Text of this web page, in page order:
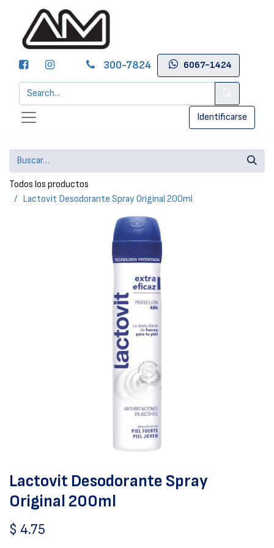
300-7824 6067-1424
Identificarse
Todos los productos
Lactovit Desodorante Spray Original 200ml
Lactovit Desodorante Spray
Original 200ml
$ 4.75